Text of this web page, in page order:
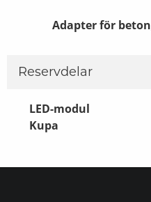
Adapter för
Reservdelar
LED-modul
Kupa